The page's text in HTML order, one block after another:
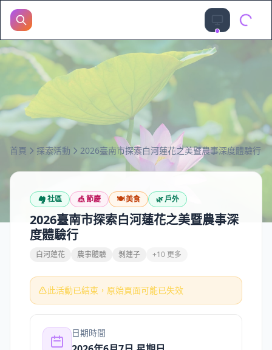
首頁 探索活動 2026臺南市探索白河蓮花之美暨農事深度體驗行
🏘️社區 🎪節慶 🍽️美食 🌿戶外
2026臺南市探索白河蓮花之美暨農事深
度體驗行
白河蓮花 農事體驗 剝蓮子 +10 更多
此活動已結束，原始頁面可能已失效
日期時間